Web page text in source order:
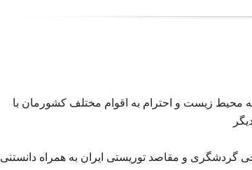
محیط زیست و احترام به اقوام مختلف کشورمان با
گردشگری و مقاصد توریستی ایران به همراه دانستنی